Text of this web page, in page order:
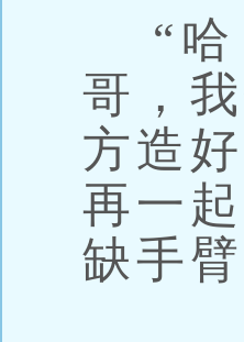
“哈
哥，
方造
再一
缺手